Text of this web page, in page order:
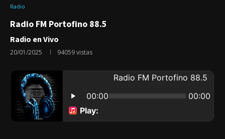
Radio
Radio FM Portofino 88.5
Radio en Vivo
20/01/2025 94059vistas